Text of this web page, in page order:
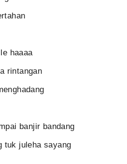
haaaa
rintangan
banjir bandang
tuk juleha sayang